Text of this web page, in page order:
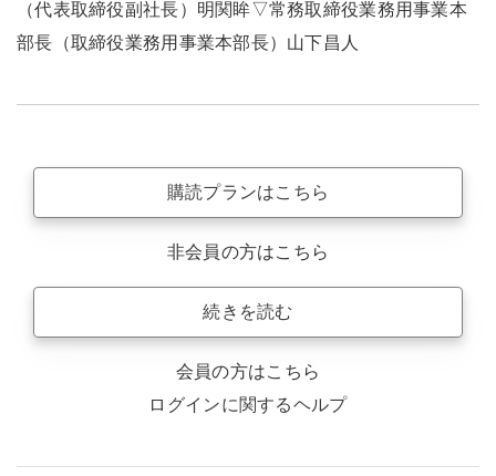
（代表取締役副社長）明関眸▽常務取締役業務用事業本
部長（取締役業務用事業本部長）山下昌人
購読プランはこちら
非会員の方はこちら
続きを読む
会員の方はこちら
ログインに関するヘルプ